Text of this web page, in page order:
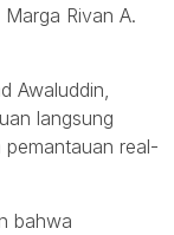
Rivan A.
Awaluddin,
langsung
pemantauan real-
bahwa